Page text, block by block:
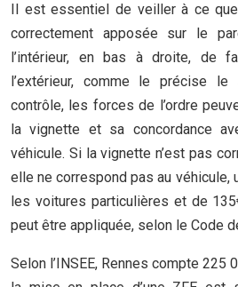
Il est essentiel de veiller à ce
correctement apposée sur le
l’intérieur, en bas à droite, de
l’extérieur, comme le précise
contrôle, les forces de l’ordre
la vignette et sa concordance
véhicule. Si la vignette n’est pas
elle ne correspond pas au véhicule,
les voitures particulières et de
peut être appliquée, selon le Code
Selon l’INSEE, Rennes compte 225